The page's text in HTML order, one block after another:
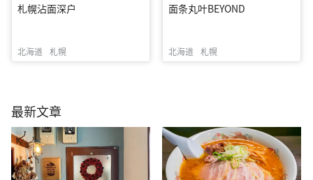
札幌沾面深户
北海道 札幌
面条丸叶BEYOND
北海道 札幌
最新文章